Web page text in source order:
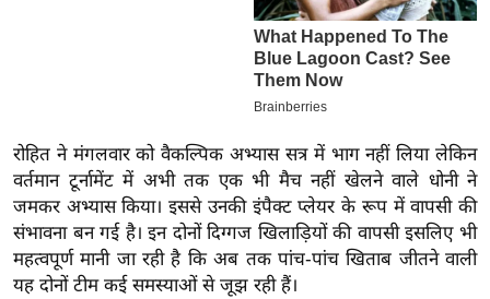
मि
सा
ल
श
ख्सि
रोहित ने मंगलवार को वैकल्पिक अभ्यास सत्र में भाग नहीं लिया लेकिन
वर्तमान टूर्नामेंट में अभी तक एक भी मैच नहीं खेलने वाले धोनी ने
जमकर अभ्यास किया। इससे उनकी इंपैक्ट प्लेयर के रूप में वापसी की
संभावना बन गई है। इन दोनों दिग्गज खिलाड़ियों की वापसी इसलिए भी
महत्वपूर्ण मानी जा रही है कि अब तक पांच-पांच खिताब जीतने वाली
यह दोनों टीम कई समस्याओं से जूझ रही हैं।